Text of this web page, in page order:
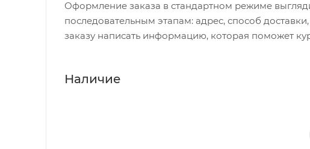
Оформление заказа в стандартном режиме
последовательным этапам: адрес, способ
заказу написать информацию, которая поможет
Наличие